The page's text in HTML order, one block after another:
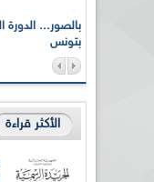
بتونس
الأكثر قراءة